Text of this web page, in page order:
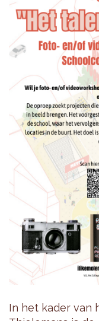
In het kader van